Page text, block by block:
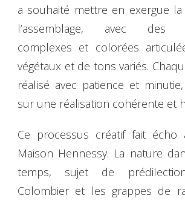
a souhaité mettre en exergue
l’assemblage, avec des
complexes et colorées
végétaux et de tons variés.
réalisé avec patience et
sur une réalisation cohérente et
Ce processus créatif fait
Maison Hennessy. La nature
temps, sujet de
Colombier et les grappes de